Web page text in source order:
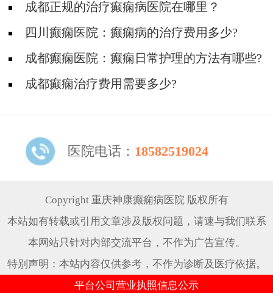
成都正规的治疗癫痫病医院在哪里？
四川癫痫医院：癫痫病的治疗费用多少?
成都癫痫医院：癫痫日常护理的方法有哪些?
成都癫痫治疗费用需要多少?
医院电话： 18582519024
Copyright 重庆神康癫痫病医院 版权所有
本站如有转载或引用文章涉及版权问题，请速与我们联系
本网站只针对内部交流平台，不作为广告宣传。
特别声明：本站内容仅供参考，不作为诊断及医疗依据。
平台公司营业执照信息公示